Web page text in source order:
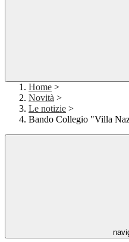
Home >
Novità >
Le notizie >
Bando Collegio "Villa